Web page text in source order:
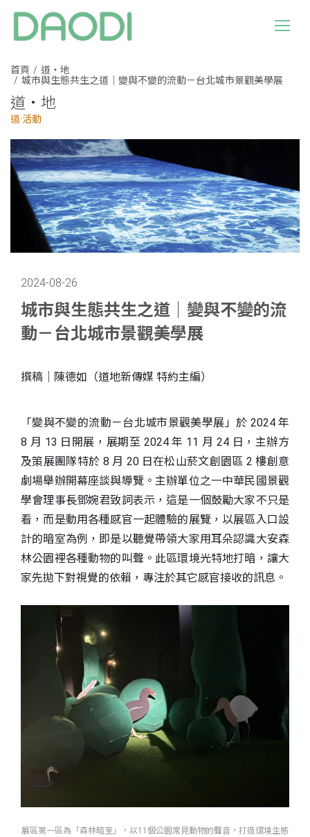
道・地
道·活動
首頁
道・地
城市與生態共生之道｜變與不變的流動－台北城市景觀美學展
2024-08-26
城市與生態共生之道｜變與不變的流
動－台北城市景觀美學展
撰稿｜陳德如（道地新傳媒 特約主編）
「變與不變的流動－台北城市景觀美學展」於 2024 年
8 月 13 日開展，展期至 2024 年 11 月 24 日，主辦方
及策展團隊特於 8 月 20 日在松山菸文創園區 2 樓創意
劇場舉辦開幕座談與導覽。主辦單位之一中華民國景觀
學會理事長鄧婉君致詞表示，這是一個鼓勵大家不只是
看，而是動用各種感官一起體驗的展覽，以展區入口設
計的暗室為例，即是以聽覺帶領大家用耳朵認識大安森
林公園裡各種動物的叫聲。此區環境光特地打暗，讓大
家先拋下對視覺的依賴，專注於其它感官接收的訊息。
展區第一區為「森林暗室」，以11個公園常見動物的聲音，打造環境生態